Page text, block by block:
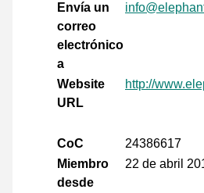
Envía un
correo
electrónico
a
Website
URL
http://
CoC
24386617
Miembro
desde
22 de abril